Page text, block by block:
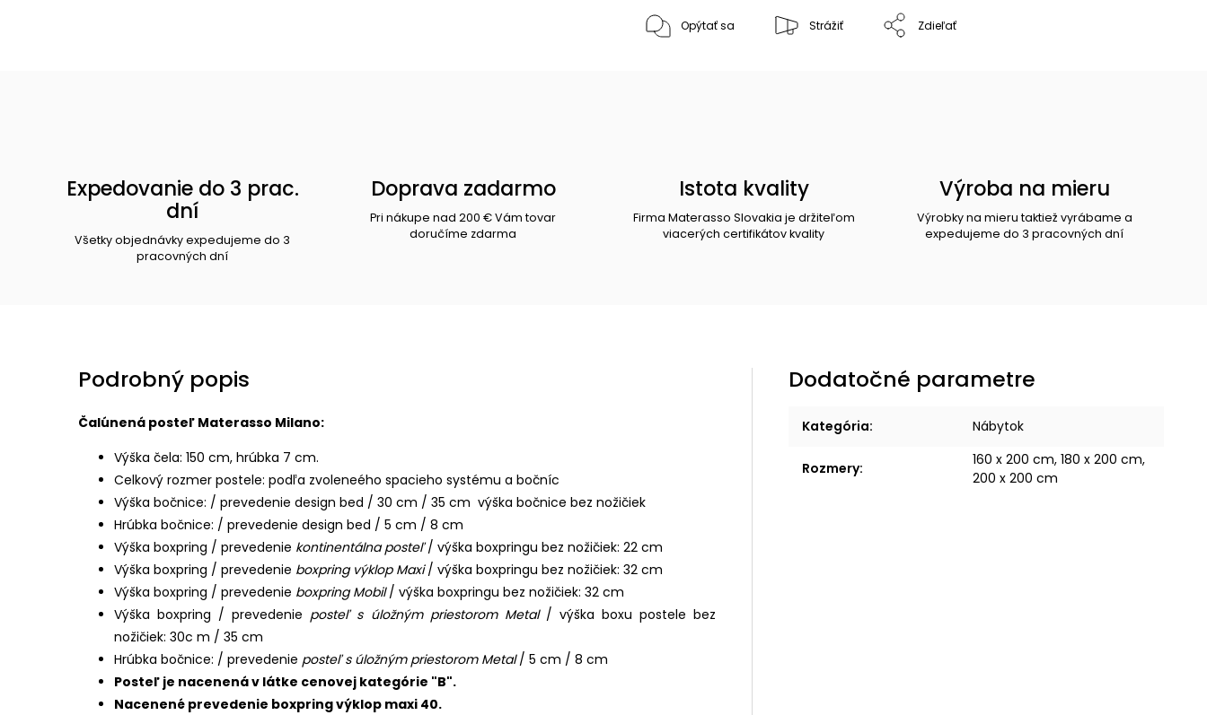
Opýtať sa Strážiť Zdieľať
Expedovanie do 3 prac.
dní
Všetky objednávky expedujeme do 3
pracovných dní
Doprava zadarmo
Pri nákupe nad 200 € Vám tovar
doručíme zdarma
Istota kvality
Firma Materasso Slovakia je držiteľom
viacerých certifikátov kvality
Výroba na mieru
Výrobky na mieru taktiež vyrábame a
expedujeme do 3 pracovných dní
Podrobný popis
Čalúnená posteľ Materasso Milano:
Výška čela: 150 cm, hrúbka 7 cm.
Celkový rozmer postele: podľa zvoleneého spacieho systému a bočníc
Výška bočnice: / prevedenie design bed / 30 cm / 35 cm výška bočnice bez nožičiek
Hrúbka bočnice: / prevedenie design bed / 5 cm / 8 cm
Výška boxpring / prevedenie kontinentálna posteľ/ výška boxpringu bez nožičiek: 22 cm
Výška boxpring / prevedenie boxpring výklop Maxi/ výška boxpringu bez nožičiek: 32 cm
Výška boxpring / prevedenie boxpring Mobil/ výška boxpringu bez nožičiek: 32 cm
Výška boxpring / prevedenie posteľ s úložným priestorom Metal/ výška boxu postele bez
nožičiek: 30c m / 35 cm
Hrúbka bočnice: / prevedenie posteľ s úložným priestorom Metal/ 5 cm / 8 cm
Posteľ je nacenená v látke cenovej kategórie "B".
Nacenené prevedenie boxpring výklop maxi 40.
Dodatočné parametre
Kategória: Nábytok
Rozmery:
160 x 200 cm, 180 x 200 cm,
200 x 200 cm